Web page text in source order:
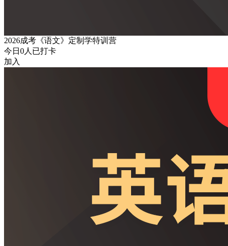
2026成考《语文》定制学特训营
今日 0人已打卡
加入